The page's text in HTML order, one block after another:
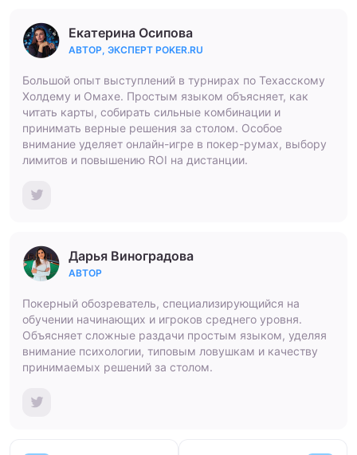
Екатерина Осипова
АВТОР, ЭКСПЕРТ POKER.RU
Большой опыт выступлений в турнирах по Техасскому
Холдему и Омахе. Простым языком объясняет, как
читать карты, собирать сильные комбинации и
принимать верные решения за столом. Особое
внимание уделяет онлайн-игре в покер-румах, выбору
лимитов и повышению ROI на дистанции.
Дарья Виноградова
АВТОР
Покерный обозреватель, специализирующийся на
обучении начинающих и игроков среднего уровня.
Объясняет сложные раздачи простым языком, уделяя
внимание психологии, типовым ловушкам и качеству
принимаемых решений за столом.